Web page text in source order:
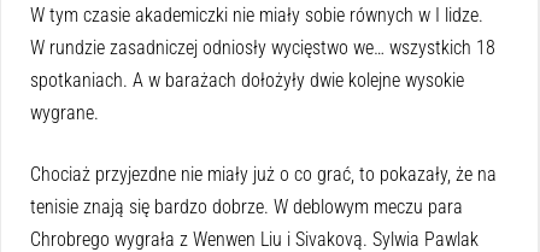
W tym czasie akademiczki nie miały sobie równych w I lidze.
W rundzie zasadniczej odniosły wycięstwo we… wszystkich 18
spotkaniach. A w barażach dołożyły dwie kolejne wysokie
wygrane.
Chociaż przyjezdne nie miały już o co grać, to pokazały, że na
tenisie znają się bardzo dobrze. W deblowym meczu para
Chrobrego wygrała z Wenwen Liu i Sivakovą. Sylwia Pawlak